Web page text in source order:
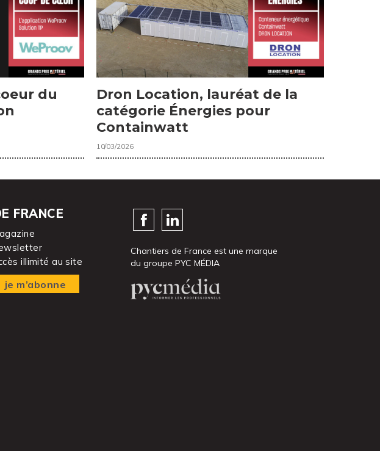
du
Dron Location, lauréat de la
catégorie Énergies pour
Containwatt
10/03/2026
FRANCE
illimité au site
je m’abonne
Chantiers de France est une marque
du groupe PYC MÉDIA